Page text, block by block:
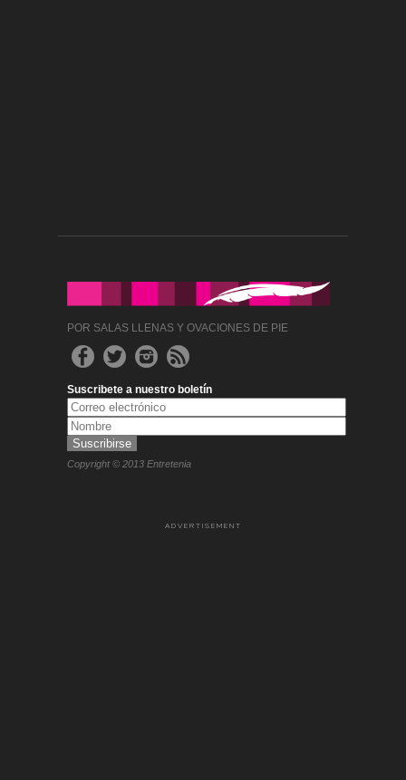
POR SALAS LLENAS Y OVACIONES DE PIE
Suscribete a nuestro boletín
Copyright © 2013 Entretenia
ADVERTISEMENT